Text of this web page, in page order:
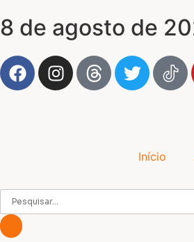
8 de agosto de
Início